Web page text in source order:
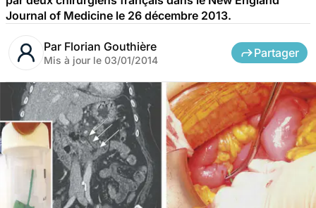
Journal of Medicine le 26 décembre 2013.
Par Florian Gouthière
Mis à jour le 03/01/2014
Partager